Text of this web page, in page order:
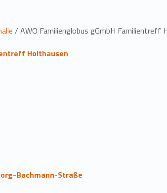
/AWO Familienglobus gGmbH Familientreff
Holthausen
Bachmann-Straße